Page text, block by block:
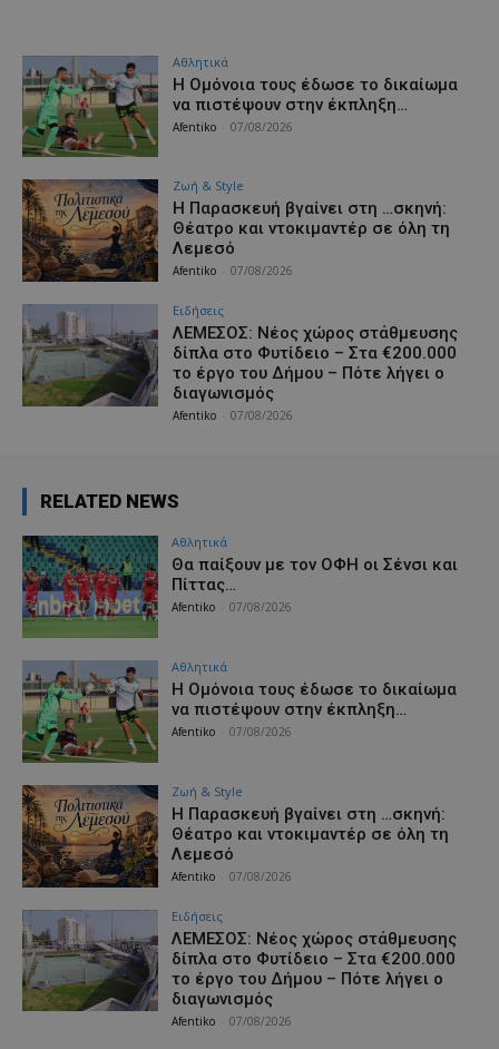
Αθλητικά
Η Ομόνοια τους έδωσε το δικαίωμα
να πιστέψουν στην έκπληξη…
Afentiko 07/08/2026
Ζωή & Style
Η Παρασκευή βγαίνει στη …σκηνή:
Θέατρο και ντοκιμαντέρ σε όλη τη
Λεμεσό
Afentiko 07/08/2026
Ειδήσεις
ΛΕΜΕΣΟΣ: Νέος χώρος στάθμευσης
δίπλα στο Φυτίδειο – Στα €200.000
το έργο του Δήμου – Πότε λήγει ο
διαγωνισμός
Afentiko 07/08/2026
RELATED NEWS
Αθλητικά
Θα παίξουν με τον ΟΦΗ οι Σένσι και
Πίττας…
Afentiko 07/08/2026
Αθλητικά
Η Ομόνοια τους έδωσε το δικαίωμα
να πιστέψουν στην έκπληξη…
Afentiko 07/08/2026
Ζωή & Style
Η Παρασκευή βγαίνει στη …σκηνή:
Θέατρο και ντοκιμαντέρ σε όλη τη
Λεμεσό
Afentiko 07/08/2026
Ειδήσεις
ΛΕΜΕΣΟΣ: Νέος χώρος στάθμευσης
δίπλα στο Φυτίδειο – Στα €200.000
το έργο του Δήμου – Πότε λήγει ο
διαγωνισμός
Afentiko 07/08/2026